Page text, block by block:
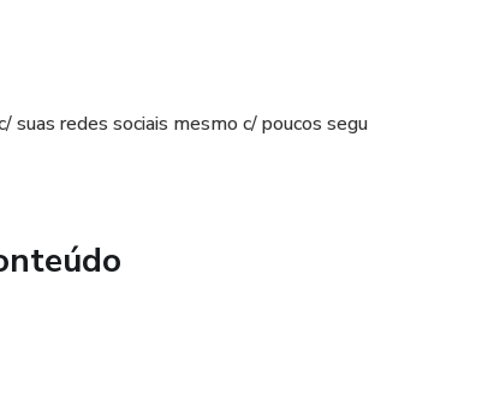
suas redes sociais mesmo c/ poucos segu